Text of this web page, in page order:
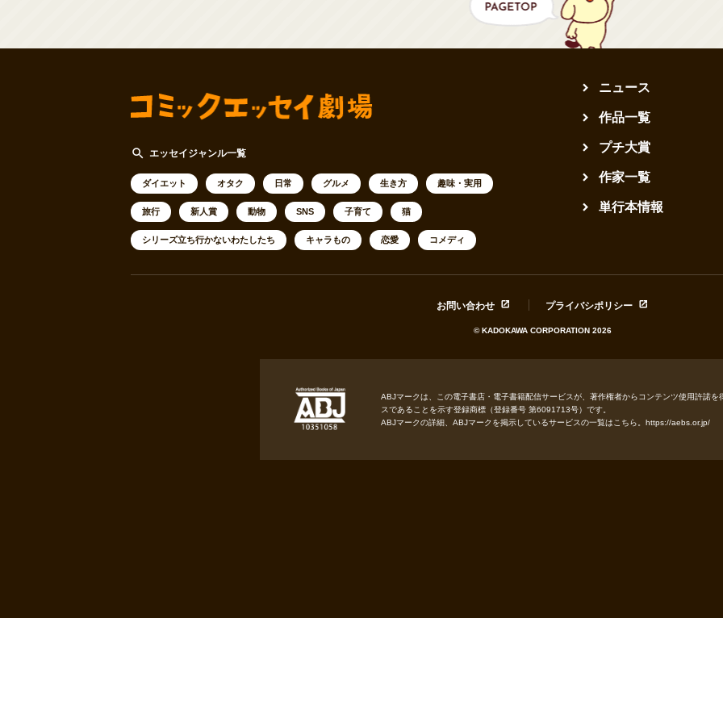
search エッセイジャンル一覧
ダイエット オタク 日常 グルメ 生き方 趣味・実用
旅行 新人賞 動物 SNS 子育て 猫
シリーズ立ち行かないわたしたち キャラもの 恋愛 コメディ
ニュース
作品一覧
プチ大賞
作家一覧
単行本情報
お問い合わせ プライバシポリシー
© KADOKAWA CORPORATION 2026
ABJマークは、この電子書店・電子書籍配信サービスが、著作権者からコンテンツ使用許諾を
スであることを示す登録商標（登録番号 第6091713号）です。
ABJマークの詳細、ABJマークを掲示しているサービスの一覧はこちら。 https://aebs.or.jp/